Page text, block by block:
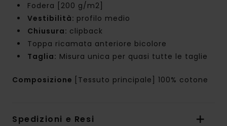
Fodera [200 g/m2]
Vestibilità: profilo medio
Chiusura: clipback
Toppa ricamata anteriore bicolore
Taglia: Misura unica per quasi tutte le taglie
Composizione [Tessuto principale] 100% cotone
Spedizioni e Resi